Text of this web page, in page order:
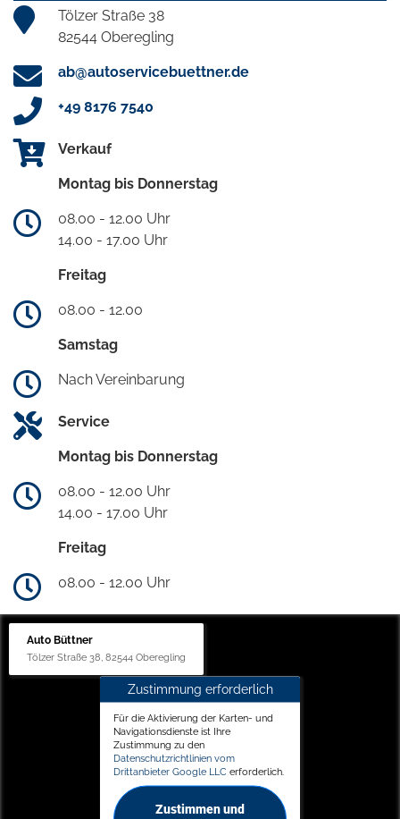
Tölzer Straße 38
82544 Oberegling
ab@autoservicebuettner.de
+49 8176 7540
Verkauf
Montag bis Donnerstag
08.00 - 12.00 Uhr
14.00 - 17.00 Uhr
Freitag
08.00 - 12.00
Samstag
Nach Vereinbarung
Service
Montag bis Donnerstag
08.00 - 12.00 Uhr
14.00 - 17.00 Uhr
Freitag
08.00 - 12.00 Uhr
Auto Büttner
Tölzer Straße 38, 82544 Oberegling
Zustimmung erforderlich
Für die Aktivierung der Karten- und
Navigationsdienste ist Ihre
Zustimmung zu den
Datenschutzrichtlinien vom
Drittanbieter Google LLC erforderlich.
Zustimmen und